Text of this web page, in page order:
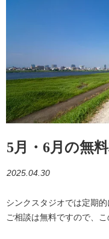
5月・6月の無
2025.04.30
シンクスタジオでは定期的
ご相談は無料ですので、